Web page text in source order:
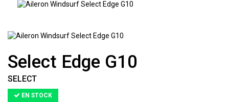
Select Edge G10
SELECT
EN STOCK